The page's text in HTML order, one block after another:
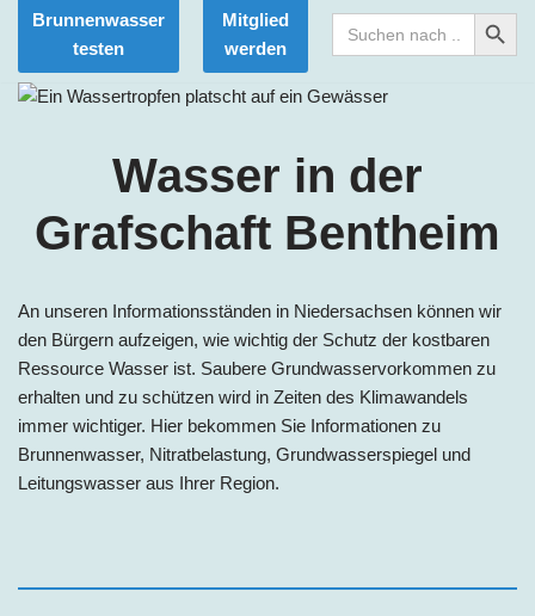
Brunnenwasser
testen
Mitglied
werden
Search
for:
Search Button
Wasser in der
Grafschaft Bentheim
An unseren Informationsständen in Niedersachsen können wir
den Bürgern aufzeigen, wie wichtig der Schutz der kostbaren
Ressource Wasser ist. Saubere Grundwasservorkommen zu
erhalten und zu schützen wird in Zeiten des Klimawandels
immer wichtiger. Hier bekommen Sie Informationen zu
Brunnenwasser, Nitratbelastung, Grundwasserspiegel und
Leitungswasser aus Ihrer Region.